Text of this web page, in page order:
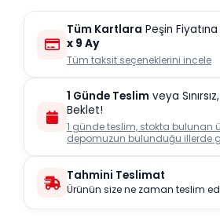
Tüm Kartlara Peşin
x 9 Ay
Tüm taksit seçeneklerini incele
1 Günde Teslim veya
Beklet!
1 günde teslim, stokta bulunan
depomuzun bulunduğu illerde
Tahmini Teslimat
Ürünün size ne zaman teslim